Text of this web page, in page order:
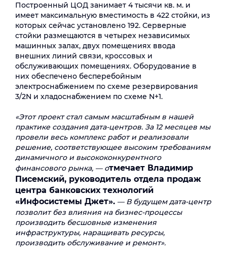
Построенный ЦОД занимает 4 тысячи кв. м. и
имеет максимальную вместимость в 422 стойки, из
которых сейчас установлено 192. Серверные
стойки размещаются в четырех независимых
машинных залах, двух помещениях ввода
внешних линий связи, кроссовых и
обслуживающих помещениях. Оборудование в
них обеспечено бесперебойным
электроснабжением по схеме резервирования
3/2N и хладоснабжением по схеме N+1.
«Этот проект стал самым масштабным в нашей
практике создания дата-центров. За 12 месяцев мы
провели весь комплекс работ и реализовали
решение, соответствующее высоким требованиям
динамичного и высококонкурентного
финансового рынка, — отмечает Владимир
Писемский, руководитель отдела продаж
центра банковских технологий
«Инфосистемы Джет». — В будущем дата-центр
позволит без влияния на бизнес-процессы
производить бесшовные изменения
инфраструктуры, наращивать ресурсы,
производить обслуживание и ремонт».